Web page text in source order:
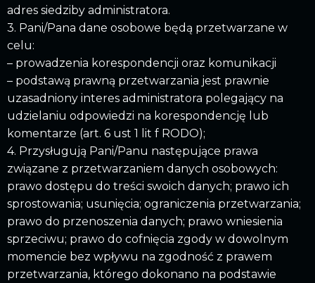
adres siedziby administratora.
3. Pani/Pana dane osobowe będą przetwarzane w
celu:
– prowadzenia korespondencji oraz komunikacji
– podstawą prawną przetwarzania jest prawnie
uzasadniony interes administratora polegający na
udzielaniu odpowiedzi na korespondencję lub
komentarze (art. 6 ust 1 lit f RODO);
4. Przysługują Pani/Panu następujące prawa
związane z przetwarzaniem danych osobowych:
prawo dostępu do treści swoich danych; prawo ich
sprostowania; usunięcia; ograniczenia przetwarzania;
prawo do przenoszenia danych; prawo wniesienia
sprzeciwu; prawo do cofnięcia zgody w dowolnym
momencie bez wpływu na zgodność z prawem
przetwarzania, którego dokonano na podstawie